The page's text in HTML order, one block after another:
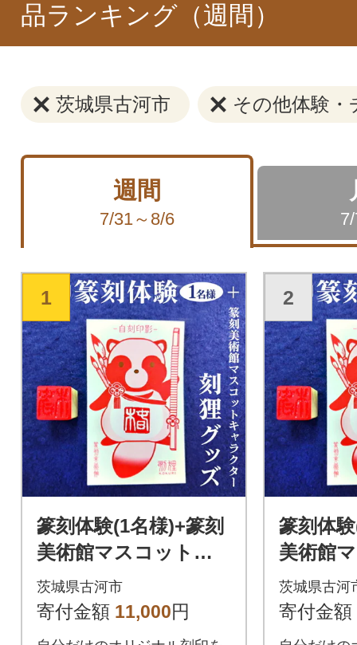
品ランキング（週間）
茨城県古河市 その他体験・
週間
7/31～8/6
1
篆刻体験(1名様)+篆刻
美術館マスコットキ
ャラクター刻狸グッ
ズ | 篆刻 美術館 体験
茨城県古河市
寄付金額 11,000円
2
篆刻体
美術館
ャラク
ズ | 篆
茨城県古河
寄付金額